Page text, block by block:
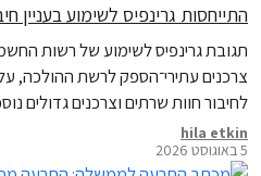
התייחסות גרינפיס לשימוע בעניין חיבור חוות שרתים לרשת ההולכה
תגובת גרינפיס לשימוע של רשות
צרכנים עתירי־הספק לרשת ההולכה,
לחיבור חוות שרתים וצרכנים גדולים
hila etkin
5 באוגוסט 2026